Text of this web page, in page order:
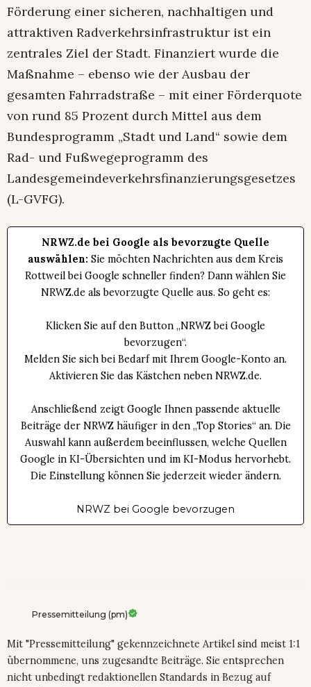
Förderung einer sicheren, nachhaltigen und
attraktiven Radverkehrsinfrastruktur ist ein
zentrales Ziel der Stadt. Finanziert wurde die
Maßnahme – ebenso wie der Ausbau der
gesamten Fahrradstraße – mit einer Förderquote
von rund 85 Prozent durch Mittel aus dem
Bundesprogramm „Stadt und Land“ sowie dem
Rad- und Fußwegeprogramm des
Landesgemeindeverkehrsfinanzierungsgesetzes
(L-GVFG).
NRWZ.de bei Google als bevorzugte Quelle
auswählen: Sie möchten Nachrichten aus dem Kreis
Rottweil bei Google schneller finden? Dann wählen Sie
NRWZ.de als bevorzugte Quelle aus. So geht es:
Klicken Sie auf den Button „NRWZ bei Google
bevorzugen“.
Melden Sie sich bei Bedarf mit Ihrem Google-Konto an.
Aktivieren Sie das Kästchen neben NRWZ.de.
Anschließend zeigt Google Ihnen passende aktuelle
Beiträge der NRWZ häufiger in den „Top Stories“ an. Die
Auswahl kann außerdem beeinflussen, welche Quellen
Google in KI-Übersichten und im KI-Modus hervorhebt.
Die Einstellung können Sie jederzeit wieder ändern.
NRWZ bei Google bevorzugen
Pressemitteilung (pm)
Mit "Pressemitteilung" gekennzeichnete Artikel sind meist 1:1
übernommene, uns zugesandte Beiträge. Sie entsprechen
nicht unbedingt redaktionellen Standards in Bezug auf